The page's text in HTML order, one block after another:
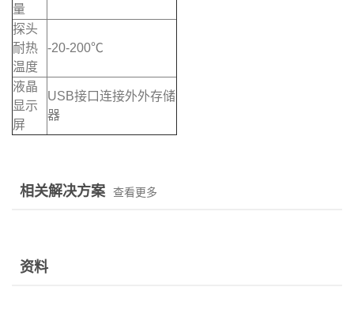
量
探头
耐热
温度
-20-200℃
液晶
显示
屏
USB接口连接外外存储
器
相关解决方案 查看更多
资料